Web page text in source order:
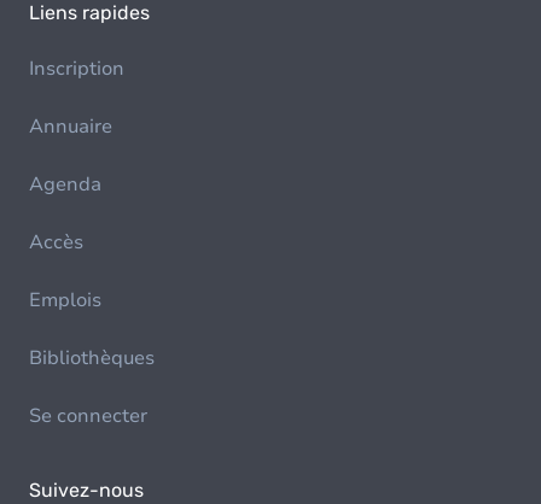
Liens rapides
Inscription
Annuaire
Agenda
Accès
Emplois
Bibliothèques
Se connecter
Suivez-nous